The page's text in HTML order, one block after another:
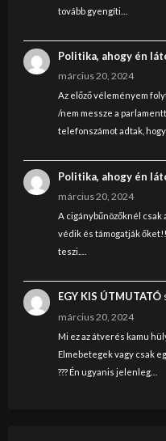
tovább gyengíti…
Politika, ahogy én
március 20, 2024
Az előző véleményem
/nem messze a
telefonszámot adtak, hogy…
Politika, ahogy én
március 20, 2024
A cigánybűnözőknél csak
védik és támogatják
teszi.…
EGY KIS ÚTMUTATÓ
március 20, 2024
Mi ez az átverés kamu
Elmebetegek vagy csak
??? Én ugyanis jelenleg…